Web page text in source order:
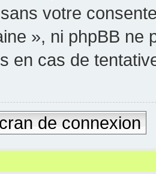
votre
», ni phpBB ne
en cas de
de connexion